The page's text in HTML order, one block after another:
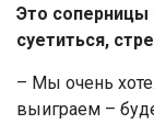
Это соперницы
суетиться,
– Мы очень
выиграем –